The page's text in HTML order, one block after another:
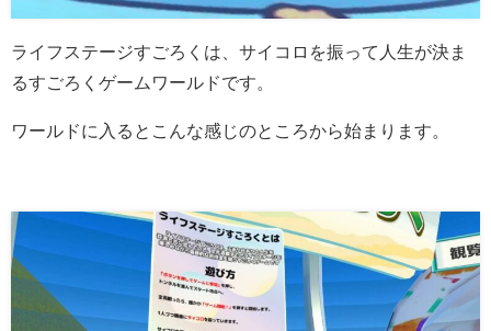
ライフステージすごろくは、サイコロを振って人生が決ま
るすごろくゲームワールドです。
ワールドに入るとこんな感じのところから始まります。